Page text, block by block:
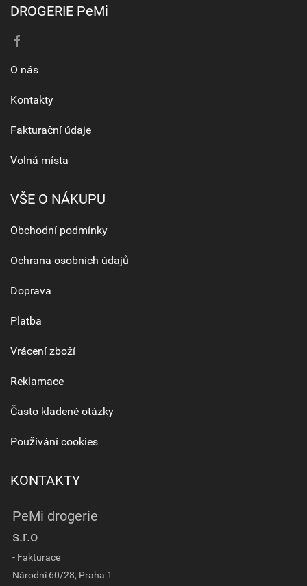
DROGERIE PeMi
O nás
Kontakty
Fakturační údaje
Volná místa
VŠE O NÁKUPU
Obchodní podmínky
Ochrana osobních údajů
Doprava
Platba
Vrácení zboží
Reklamace
Často kladené otázky
Používání cookies
KONTAKTY
PeMi drogerie
s.r.o
- Fakturace
Národní 60/28, Praha 1